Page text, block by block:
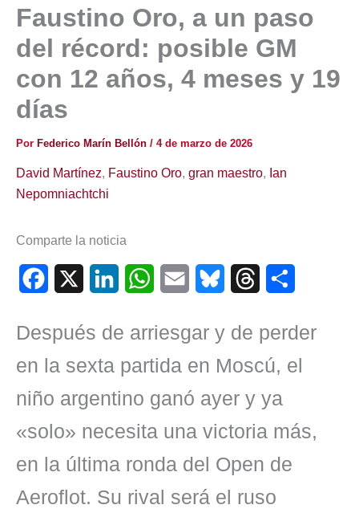
Faustino Oro, a un paso
del récord: posible GM
con 12 años, 4 meses y 19
días
Por Federico Marín Bellón / 4 de marzo de 2026
David Martínez, Faustino Oro, gran maestro, Ian
Nepomniachtchi
Comparte la noticia
c
e
b
o
n
k
e
W
a
t
s
a
i
l
e
s
k
r
e
a
m
p
r
Después de arriesgar y de perder
en la sexta partida en Moscú, el
niño argentino ganó ayer y ya
«solo» necesita una victoria más,
en la última ronda del Open de
Aeroflot. Su rival será el ruso